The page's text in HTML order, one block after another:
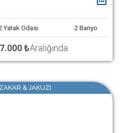
Yatak Odası 2 Banyo
₺Aralığında
& JAKUZI